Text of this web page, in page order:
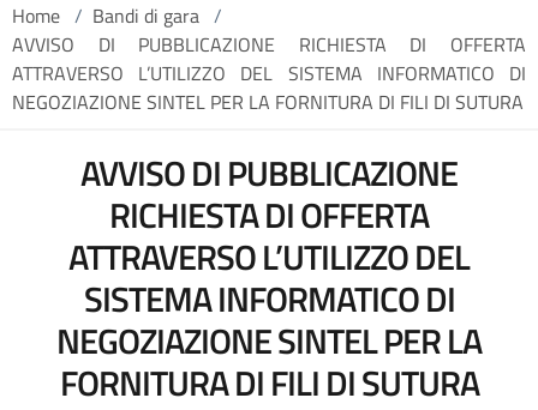
Home / Bandi di gara /
AVVISO DI PUBBLICAZIONE RICHIESTA DI OFFERTA
ATTRAVERSO L’UTILIZZO DEL SISTEMA INFORMATICO DI
NEGOZIAZIONE SINTEL PER LA FORNITURA DI FILI DI SUTURA
AVVISO DI PUBBLICAZIONE
RICHIESTA DI OFFERTA
ATTRAVERSO L’UTILIZZO DEL
SISTEMA INFORMATICO DI
NEGOZIAZIONE SINTEL PER LA
FORNITURA DI FILI DI SUTURA